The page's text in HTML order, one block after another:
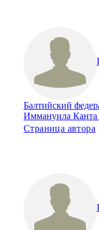
Балтийский
Иммануила Канта
Страница автора